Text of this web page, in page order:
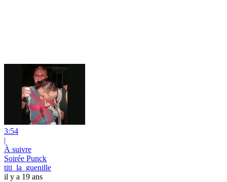
3:54
|
À suivre
Soirée Punck
titi_la_guenille
il y a 19 ans